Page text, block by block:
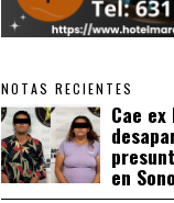
NOTAS RECIENTES
Cae
en